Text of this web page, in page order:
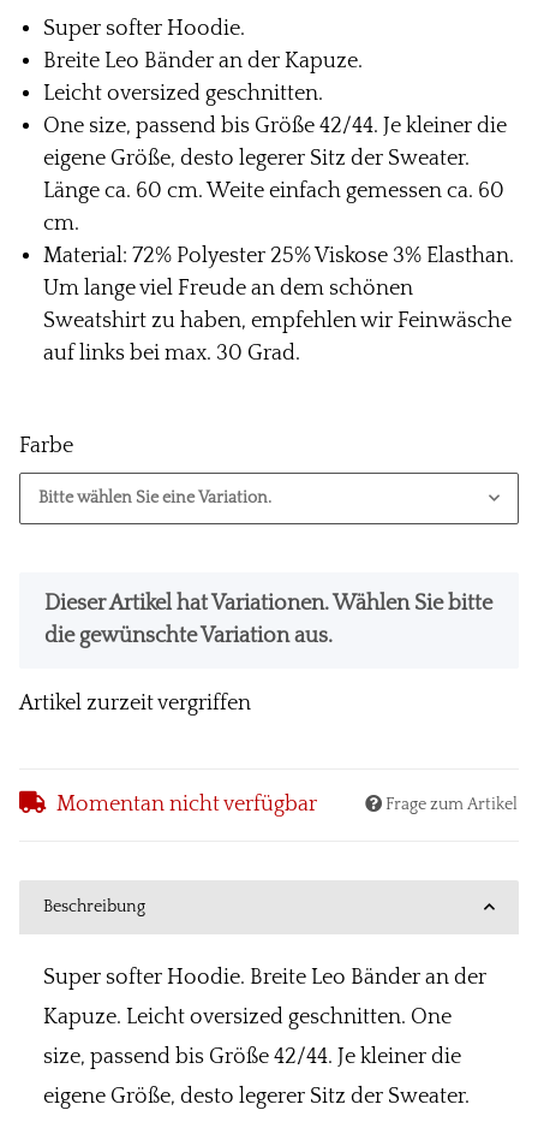
Super softer Hoodie.
Breite Leo Bänder an der Kapuze.
Leicht oversized geschnitten.
One size, passend bis Größe 42/44. Je kleiner die
eigene Größe, desto legerer Sitz der Sweater.
Länge ca. 60 cm. Weite einfach gemessen ca. 60
cm.
Material: 72% Polyester 25% Viskose 3% Elasthan.
Um lange viel Freude an dem schönen
Sweatshirt zu haben, empfehlen wir Feinwäsche
auf links bei max. 30 Grad.
Farbe
Bitte wählen Sie eine Variation.
x
Dieser Artikel hat Variationen. Wählen Sie bitte
die gewünschte Variation aus.
Artikel zurzeit vergriffen
Momentan nicht verfügbar Frage zum Artikel
Beschreibung
Super softer Hoodie. Breite Leo Bänder an der
Kapuze. Leicht oversized geschnitten. One
size, passend bis Größe 42/44. Je kleiner die
eigene Größe, desto legerer Sitz der Sweater.